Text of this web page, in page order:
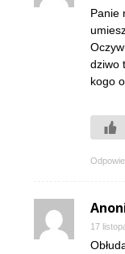
Panie
dziwo
kogo
17